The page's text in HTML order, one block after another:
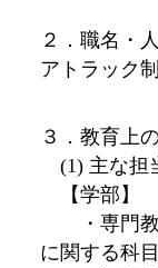
２．職名・
アトラック
３．教育上
(1) 主な担
【学部】
・専門教
に関する科目